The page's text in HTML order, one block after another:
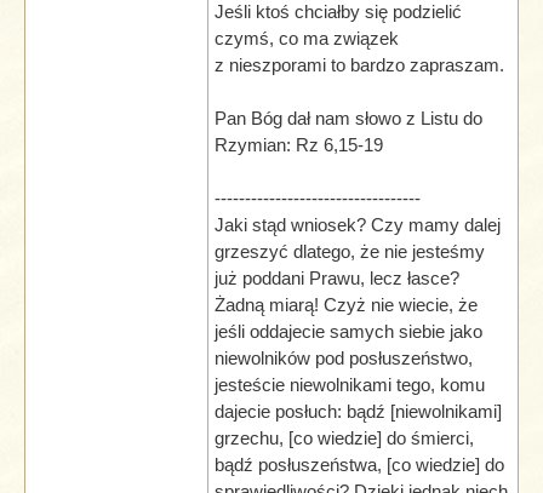
Jeśli ktoś chciałby się podzielić
czymś, co ma związek
z nieszporami to bardzo zapraszam.
Pan Bóg dał nam słowo z Listu do
Rzymian: Rz 6,15-19
----------------------------------
Jaki stąd wniosek? Czy mamy dalej
grzeszyć dlatego, że nie jesteśmy
już poddani Prawu, lecz łasce?
Żadną miarą! Czyż nie wiecie, że
jeśli oddajecie samych siebie jako
niewolników pod posłuszeństwo,
jesteście niewolnikami tego, komu
dajecie posłuch: bądź [niewolnikami]
grzechu, [co wiedzie] do śmierci,
bądź posłuszeństwa, [co wiedzie] do